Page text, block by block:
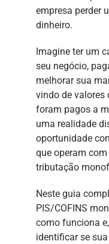
empresa perder
dinheiro.
Imagine ter um
seu negócio,
melhorar sua
vindo de valores
foram pagos a
uma realidade
oportunidade
que operam
tributação
Neste guia
PIS/COFINS
como funciona
identificar se